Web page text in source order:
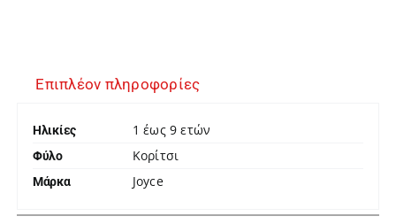
Επιπλέον πληροφορίες
Ηλικίες 1 έως 9 ετών
Φύλο Κορίτσι
Μάρκα Joyce